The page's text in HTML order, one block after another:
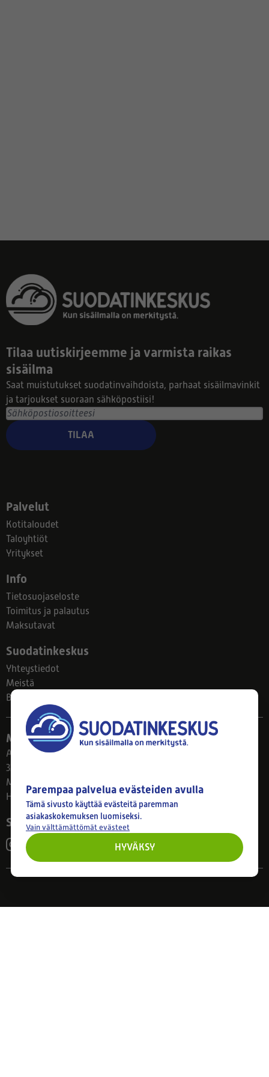
Tilaa uutiskirjeemme ja varmista raikas
sisäilma
Saat muistutukset suodatinvaihdoista, parhaat sisäilmavinkit
ja tarjoukset suoraan sähköpostiisi!
TILAA
Palvelut
Kotitaloudet
Taloyhtiöt
Yritykset
Info
Tietosuojaseloste
Toimitus ja palautus
Maksutavat
Suodatinkeskus
Yhteystiedot
Meistä
Blogi
Myymälä
Ahlmanintie 61
33800 Tampere
Ma–Pe 8–17
Huom! Myymälän poikkeusaukiolot: 27.7.-21.8. klo 8-16
Seuraa meitä
Parempaa palvelua evästeiden avulla
Tämä sivusto käyttää evästeitä paremman
asiakaskokemuksen luomiseksi.
Vain välttämättömät evästeet
HYVÄKSY